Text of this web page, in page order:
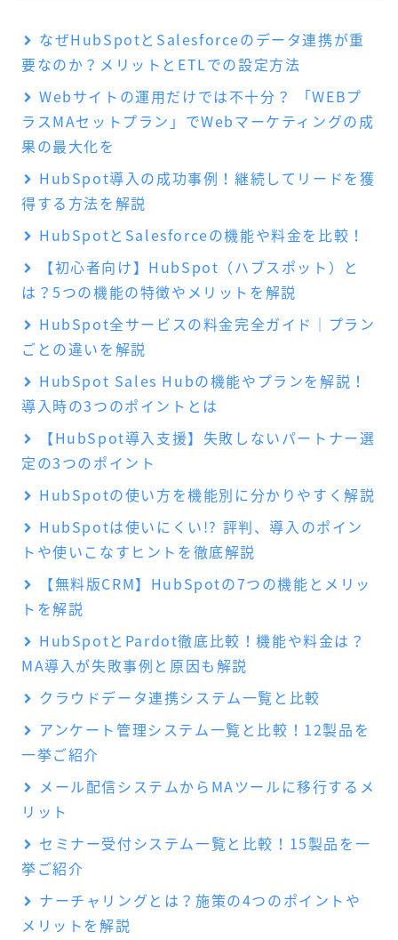
なぜHubSpotとSalesforceのデータ連携が重
要なのか？メリットとETLでの設定方法
Webサイトの運用だけでは不十分？ 「WEBプ
ラスMAセットプラン」でWebマーケティングの成
果の最大化を
HubSpot導入の成功事例！継続してリードを獲
得する方法を解説
HubSpotとSalesforceの機能や料金を比較！
【初心者向け】HubSpot（ハブスポット）と
は？5つの機能の特徴やメリットを解説
HubSpot全サービスの料金完全ガイド｜プラン
ごとの違いを解説
HubSpot Sales Hubの機能やプランを解説！
導入時の3つのポイントとは
【HubSpot導入支援】失敗しないパートナー選
定の3つのポイント
HubSpotの使い方を機能別に分かりやすく解説
HubSpotは使いにくい!? 評判、導入のポイン
トや使いこなすヒントを徹底解説
【無料版CRM】HubSpotの7つの機能とメリッ
トを解説
HubSpotとPardot徹底比較！機能や料金は？
MA導入が失敗事例と原因も解説
クラウドデータ連携システム一覧と比較
アンケート管理システム一覧と比較！12製品を
一挙ご紹介
メール配信システムからMAツールに移行するメ
リット
セミナー受付システム一覧と比較！15製品を一
挙ご紹介
ナーチャリングとは？施策の4つのポイントや
メリットを解説